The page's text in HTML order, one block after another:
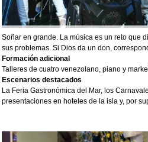
Soñar en grande. La música es un reto que
sus problemas. Si Dios da un don,
Formación adicional
Talleres de cuatro venezolano, piano y
Escenarios destacados
La Feria Gastronómica del Mar, los
presentaciones en hoteles de la isla y, por